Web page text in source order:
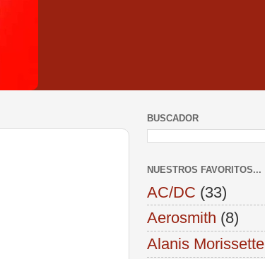
BUSCADOR
NUESTROS FAVORITOS...
AC/DC (33)
Aerosmith (8)
Alanis Morissette